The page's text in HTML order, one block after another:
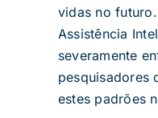
vidas no
Assistência
severamente
pesquisadores
estes padrões